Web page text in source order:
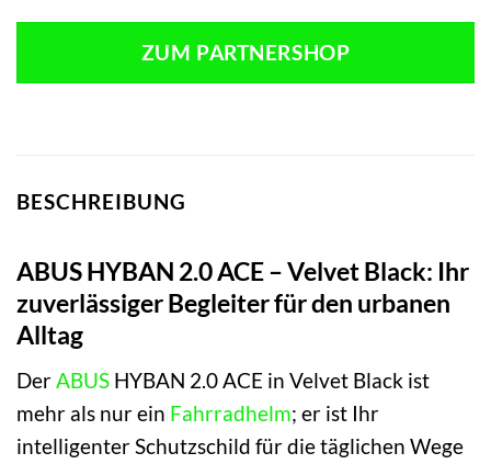
ZUM PARTNERSHOP
BESCHREIBUNG
ABUS HYBAN 2.0 ACE – Velvet Black: Ihr
zuverlässiger Begleiter für den urbanen
Alltag
DerABUS HYBAN 2.0 ACE in Velvet Black ist
mehr als nur ein Fahrradhelm; er ist Ihr
intelligenter Schutzschild für die täglichen Wege